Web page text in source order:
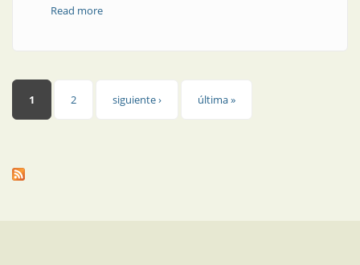
Read moreabout Tendido de líneas | Nuevos seccionadores
Páginas
1 2 siguiente › última »